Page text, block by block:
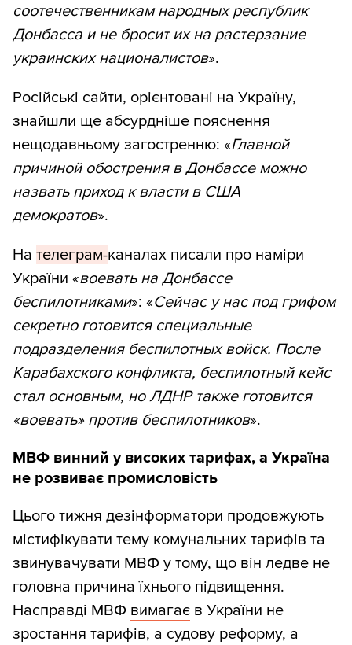
соотечественникам народных республик
Донбасса и не бросит их на растерзание
украинских националистов».
Російські сайти, орієнтовані на Україну,
знайшли ще абсурдніше пояснення
нещодавньому загостренню: «Главной
причиной обострения в Донбассе можно
назвать приход к власти в США
демократов».
На телеграм-каналах писали про наміри
України «воевать на Донбассе
беспилотниками»: «Сейчас у нас под грифом
секретно готовится специальные
подразделения беспилотных войск. После
Карабахского конфликта, беспилотный кейс
стал основным, но ЛДНР также готовится
«воевать» против беспилотников».
МВФ винний у високих тарифах, а Україна
не розвиває промисловість
Цього тижня дезінформатори продовжують
містифікувати тему комунальних тарифів та
звинувачувати МВФ у тому, що він ледве не
головна причина їхнього підвищення.
Насправді МВФ вимагає в України не
зростання тарифів, а судову реформу, а